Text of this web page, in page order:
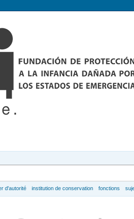
d'autorité institution de conservation fonctions